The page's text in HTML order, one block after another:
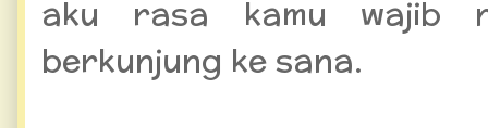
aku rasa kamu wajib
berkunjung ke sana.